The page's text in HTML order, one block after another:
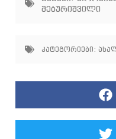
მებურიშვილი
კატეგორიები: